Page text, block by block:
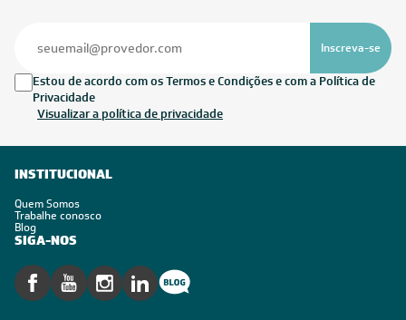
Inscreva-se
Estou de acordo com os Termos e Condições e com a Política de
Privacidade
Visualizar a política de privacidade
INSTITUCIONAL
Quem Somos
Trabalhe conosco
Blog
SIGA-NOS